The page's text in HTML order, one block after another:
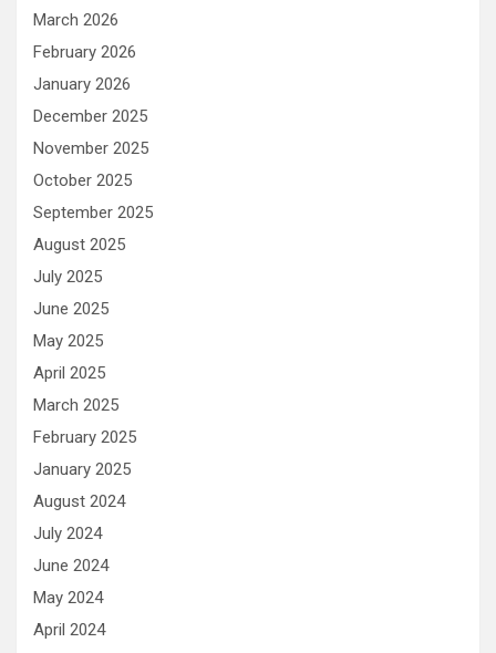
March 2026
February 2026
January 2026
December 2025
November 2025
October 2025
September 2025
August 2025
July 2025
June 2025
May 2025
April 2025
March 2025
February 2025
January 2025
August 2024
July 2024
June 2024
May 2024
April 2024